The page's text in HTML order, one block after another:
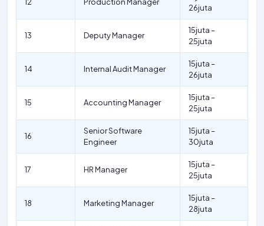
26juta
13 Deputy Manager
15juta –
25juta
14 Internal Audit Manager
15juta –
26juta
15 Accounting Manager
15juta –
25juta
16
Senior Software
Engineer
15juta –
30juta
17 HR Manager
15juta –
25juta
18 Marketing Manager
15juta –
28juta